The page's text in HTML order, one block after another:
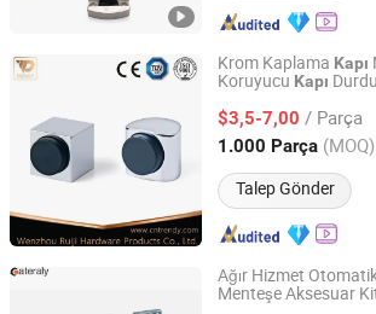
Krom Kaplama Kapı
Koruyucu Kapı
$3,5-7,00 / Parça
1.000 Parça (MOQ)
Talep Gönder
Wenzhou Ruiji Hardware Products Co.,
Zhejiang, China Fiyat 2015
Ağır Hizmet
Menteşe Aksesuar
Henan Cateraly Door Co., Ltd.